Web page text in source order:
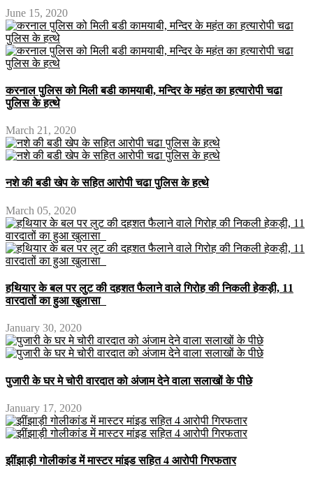
June 15, 2020
करनाल पुलिस को मिली बडी कामयाबी, मन्दिर के महंत का हत्यारोपी चढा
पुलिस के हत्थे
March 21, 2020
नशे की बडी खेप के सहित आरोपी चढा पुलिस के हत्थे
March 05, 2020
हथियार के बल पर लुट की दहशत फैलाने वाले गिरोह की निकली हेकड़ी, 11
वारदातों का हुआ खुलासा
January 30, 2020
पुजारी के घर मे चोरी वारदात को अंजाम देने वाला सलाखों के पीछे
January 17, 2020
झींझाड़ी गोलीकांड में मास्टर मांइड सहित 4 आरोपी गिरफतार